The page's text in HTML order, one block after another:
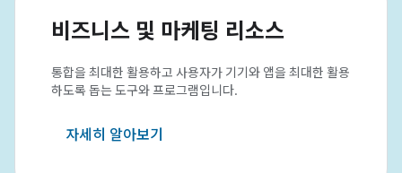
비즈니스 및 마케팅 리소스
통합을 최대한 활용하고 사용자가 기기와 앱을 최대한 활용
하도록 돕는 도구와 프로그램입니다.
자세히 알아보기